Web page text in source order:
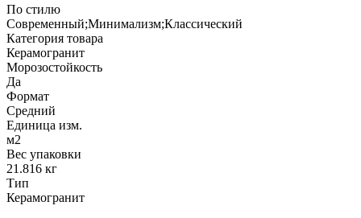
По стилю
Современный;Минимализм;Классический
Категория товара
Керамогранит
Морозостойкость
Да
Формат
Средний
Единица изм.
м2
Вес упаковки
21.816 кг
Тип
Керамогранит